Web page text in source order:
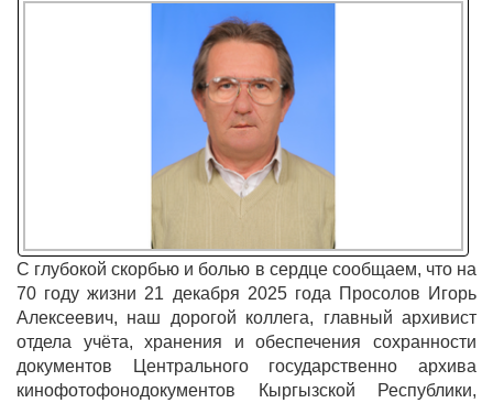
С глубокой скорбью и болью в сердце сообщаем, что на
70 году жизни 21 декабря 2025 года Просолов Игорь
Алексеевич, наш дорогой коллега, главный архивист
отдела учёта, хранения и обеспечения сохранности
документов Центрального государственно архива
кинофотофонодокументов Кыргызской Республики,